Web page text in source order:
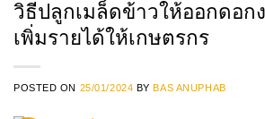
วิธีปลูกเมล็ดข้าวให้ออกดอ
เพิ่มรายได้ให้เกษตรกร
POSTED ON 25/01/2024 BYBAS ANUPHAB